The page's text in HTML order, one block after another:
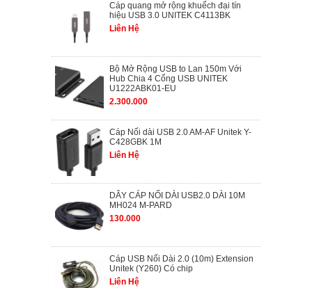
Cáp quang mở rộng khuếch đại tín
hiệu USB 3.0 UNITEK C4113BK
Liên Hệ
Bộ Mở Rộng USB to Lan 150m Với
Hub Chia 4 Cổng USB UNITEK
U1222ABK01-EU
2.300.000
Cáp Nối dài USB 2.0 AM-AF Unitek Y-
C428GBK 1M
Liên Hệ
DÂY CÁP NỐI DÀI USB2.0 DÀI 10M
MH024 M-PARD
130.000
Cáp USB Nối Dài 2.0 (10m) Extension
Unitek (Y260) Có chip
Liên Hệ